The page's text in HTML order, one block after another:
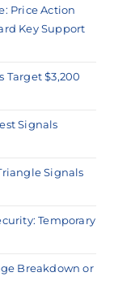
Price Action
Key Support
Target $3,200
Signals
Signals
Temporary
Breakdown or